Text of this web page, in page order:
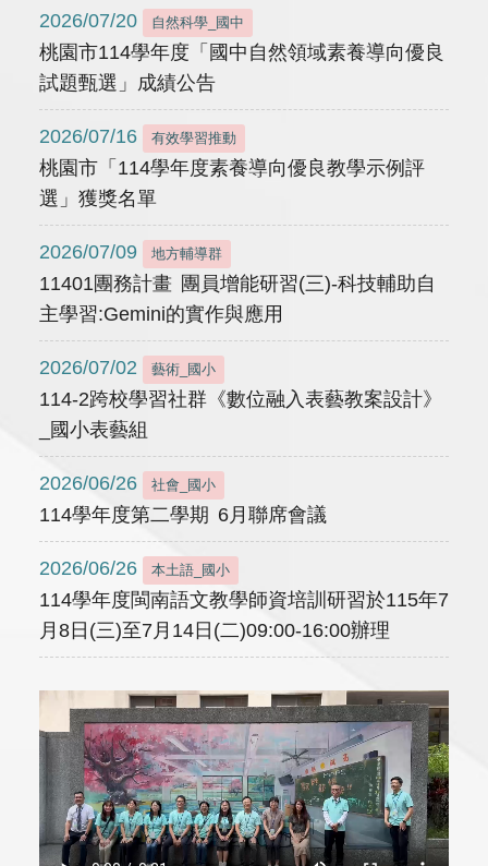
2026/07/20 自然科學_國中
桃園市114學年度「國中自然領域素養導向優良
試題甄選」成績公告
2026/07/16 有效學習推動
桃園市「114學年度素養導向優良教學示例評
選」獲獎名單
2026/07/09 地方輔導群
11401團務計畫 團員增能研習(三)-科技輔助自
主學習:Gemini的實作與應用
2026/07/02 藝術_國小
114-2跨校學習社群《數位融入表藝教案設計》
_國小表藝組
2026/06/26 社會_國小
114學年度第二學期 6月聯席會議
2026/06/26 本土語_國小
114學年度閩南語文教學師資培訓研習於115年7
月8日(三)至7月14日(二)09:00-16:00辦理